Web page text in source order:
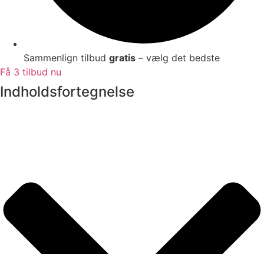
Sammenlign tilbud gratis – vælg det bedste
Få 3 tilbud nu
Indholdsfortegnelse